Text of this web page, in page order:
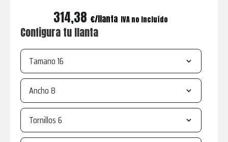
314,38 € IVA no incluído
Configura tu llanta
Tamano
Ancho
Tornillos